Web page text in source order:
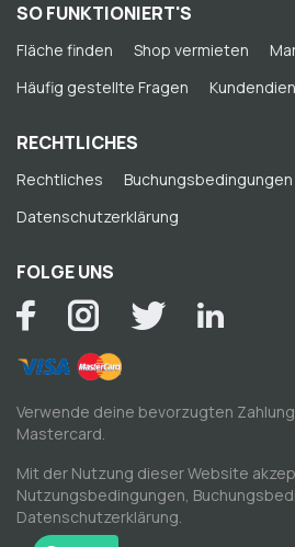
SO FUNKTIONIERT'S
Fläche finden Shop vermieten
Häufig gestellte Fragen
RECHTLICHES
Rechtliches
Buchungsbedingungen
Datenschutzerklärung
FOLGE UNS
Verwende deine bevorzugten
Mastercard.
Mit der Nutzung dieser Website
Nutzungsbedingungen,
Datenschutzerklärung.